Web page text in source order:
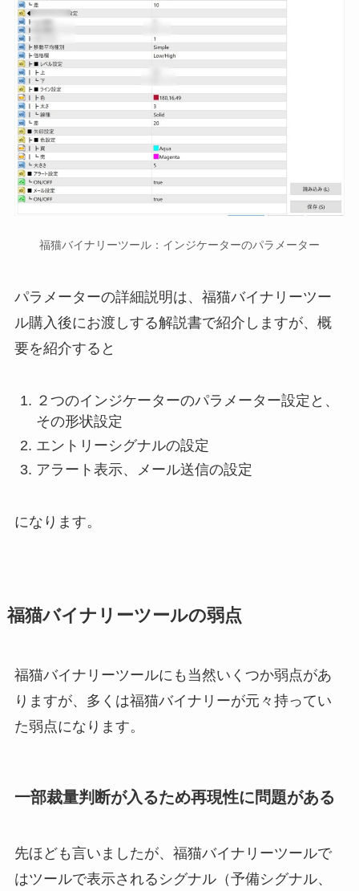
福猫バイナリーツール：インジケーターのパラメーター
パラメーターの詳細説明は、福猫バイナリーツー
ル購入後にお渡しする解説書で紹介しますが、概
要を紹介すると
２つのインジケーターのパラメーター設定と、
その形状設定
エントリーシグナルの設定
アラート表示、メール送信の設定
になります。
福猫バイナリーツールの弱点
福猫バイナリーツールにも当然いくつか弱点があ
りますが、多くは福猫バイナリーが元々持ってい
た弱点になります。
一部裁量判断が入るため再現性に問題がある
先ほども言いましたが、福猫バイナリーツールで
はツールで表示されるシグナル（予備シグナル、